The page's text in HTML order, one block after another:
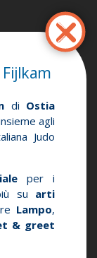
di Ostia
agli
Judo
per i
su arti
Lampo,
& greet